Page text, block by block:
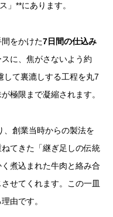
」**にあります。
をかけた7日間の仕込み
に、焦がさないよう約
して裏漉しする工程を丸7
極限まで凝縮されます。
、創業当時からの製法を
てきた「継ぎ足しの伝統
煮込まれた牛肉と絡み合
せてくれます。この一皿
由です。